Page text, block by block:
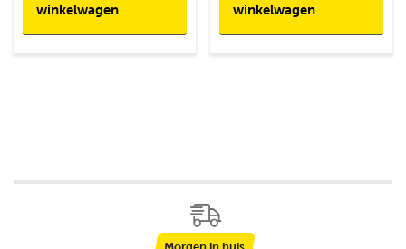
winkelwagen
winkelwagen